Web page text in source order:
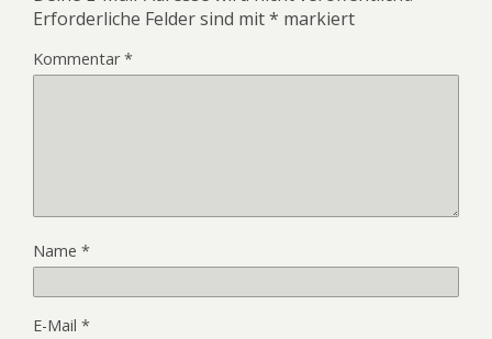
Erforderliche Felder sind mit* markiert
Kommentar*
Name *
E-Mail *